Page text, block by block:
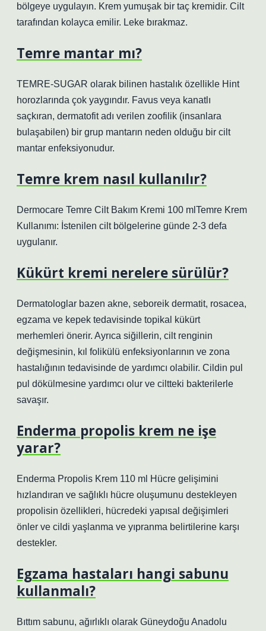
bölgeye uygulayın. Krem yumuşak bir taç kremidir. Cilt
tarafından kolayca emilir. Leke bırakmaz.
Temre mantar mı?
TEMRE-SUGAR olarak bilinen hastalık özellikle Hint
horozlarında çok yaygındır. Favus veya kanatlı
saçkıran, dermatofit adı verilen zoofilik (insanlara
bulaşabilen) bir grup mantarın neden olduğu bir cilt
mantar enfeksiyonudur.
Temre krem nasıl kullanılır?
Dermocare Temre Cilt Bakım Kremi 100 mlTemre Krem
Kullanımı: İstenilen cilt bölgelerine günde 2-3 defa
uygulanır.
Kükürt kremi nerelere sürülür?
Dermatologlar bazen akne, seboreik dermatit, rosacea,
egzama ve kepek tedavisinde topikal kükürt
merhemleri önerir. Ayrıca siğillerin, cilt renginin
değişmesinin, kıl folikülü enfeksiyonlarının ve zona
hastalığının tedavisinde de yardımcı olabilir. Cildin pul
pul dökülmesine yardımcı olur ve ciltteki bakterilerle
savaşır.
Enderma propolis krem ne işe
yarar?
Enderma Propolis Krem 110 ml Hücre gelişimini
hızlandıran ve sağlıklı hücre oluşumunu destekleyen
propolisin özellikleri, hücredeki yapısal değişimleri
önler ve cildi yaşlanma ve yıpranma belirtilerine karşı
destekler.
Egzama hastaları hangi sabunu
kullanmalı?
Bıttım sabunu, ağırlıklı olarak Güneydoğu Anadolu